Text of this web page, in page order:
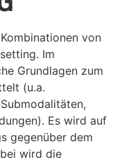
von
Im
Grundlagen zum
(u.a.
Es wird auf
gegenüber dem
wird die